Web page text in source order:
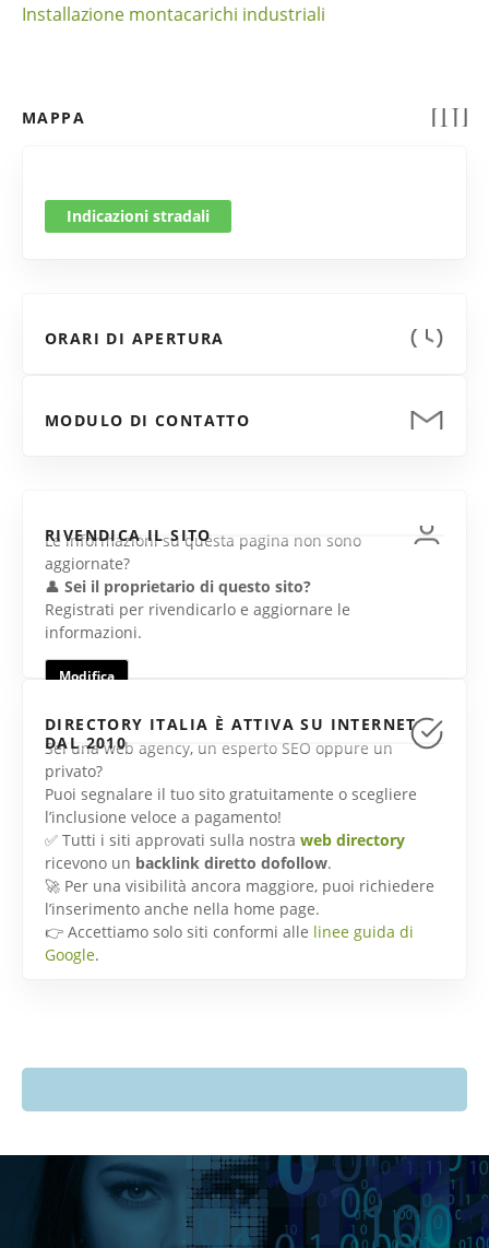
Installazione montacarichi industriali
MAPPA
Indicazioni stradali
ORARI DI APERTURA
MODULO DI CONTATTO
RIVENDICA IL SITO
Le informazioni su questa pagina non sono
aggiornate?
👤 Sei il proprietario di questo sito?
Registrati per rivendicarlo e aggiornare le
informazioni.
Modifica
DIRECTORY ITALIA È ATTIVA SU INTERNET
DAL 2010
Sei una web agency, un esperto SEO oppure un
privato?
Puoi segnalare il tuo sito gratuitamente o scegliere
l’inclusione veloce a pagamento!
✅ Tutti i siti approvati sulla nostra web directory
ricevono un backlink diretto dofollow.
🚀 Per una visibilità ancora maggiore, puoi richiedere
l’inserimento anche nella home page.
👉 Accettiamo solo siti conformi alle linee guida di
Google.